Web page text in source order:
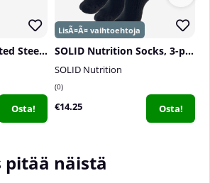
Smartshake Insulated Steel, 750 ml
Osta!
SOLID Nutrition Socks, 3-pack, Black
SOLID Nutrition
0
€14.25 Osta!
pitää näistä